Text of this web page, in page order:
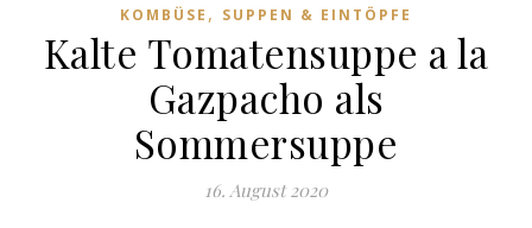
KOMBÜSE , SUPPEN & EINTÖPFE
Kalte Tomatensuppe a la
Gazpacho als
Sommersuppe
16. August 2020